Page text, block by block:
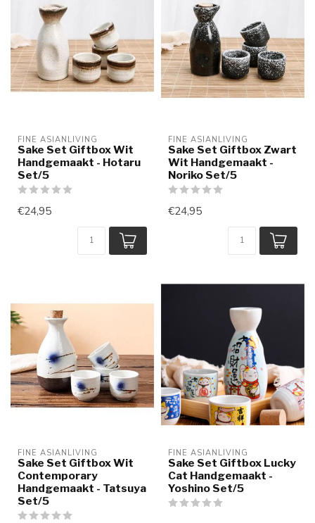
FINE ASIANLIVING
Sake Set Giftbox Wit
Handgemaakt - Hotaru
Set/5
€24,95
FINE ASIANLIVING
Sake Set Giftbox Zwart
Wit Handgemaakt -
Noriko Set/5
€24,95
FINE ASIANLIVING
Sake Set Giftbox Wit
Contemporary
Handgemaakt - Tatsuya
Set/5
FINE ASIANLIVING
Sake Set Giftbox Lucky
Cat Handgemaakt -
Yoshino Set/5